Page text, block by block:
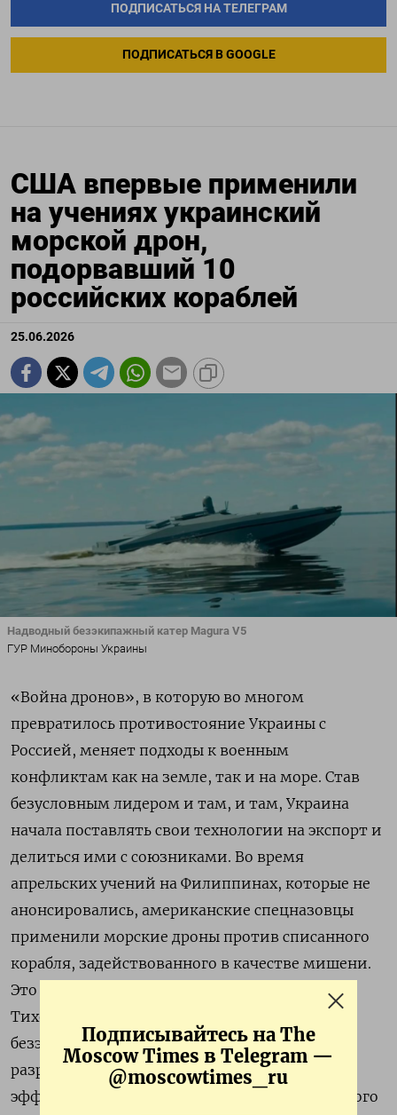
Подписывайтесь на The
Moscow Times в Telegram —
@moscowtimes_ru
ПОДПИСАТЬСЯ НА ТЕЛЕГРАМ
ПОДПИСАТЬСЯ В GOOGLE
США впервые применили
на учениях украинский
морской дрон,
подорвавший 10
российских кораблей
25.06.2026
Надводный безэкипажный катер Magura V5
ГУР Минобороны Украины
«Война дронов», в которую во многом
превратилось противостояние Украины с
Россией, меняет подходы к военным
конфликтам как на земле, так и на море. Став
безусловным лидером и там, и там, Украина
начала поставлять свои технологии на экспорт и
делиться ими с союзниками. Во время
апрельских учений на Филиппинах, которые не
анонсировались, американские спецназовцы
применили морские дроны против списанного
корабля, задействованного в качестве мишени.
Это стало первым испытанием в Индо-
Тихоокеанском регионе надводных
безэкипажных катеров класса Magura,
разработанных в Украине и со смертоносным
эффектом примененных против Черноморского